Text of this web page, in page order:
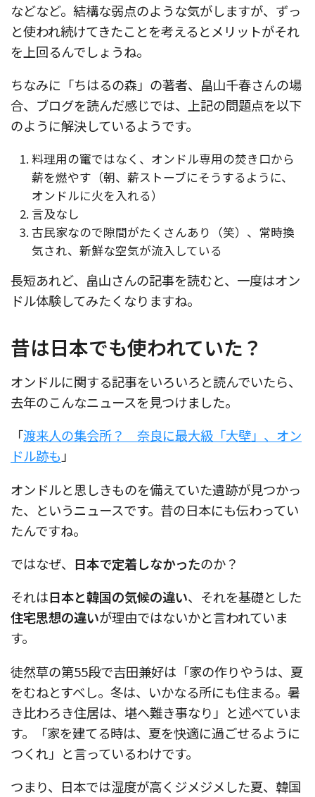
などなど。結構な弱点のような気がしますが、ずっ
と使われ続けてきたことを考えるとメリットがそれ
を上回るんでしょうね。
ちなみに「ちはるの森」の著者、畠山千春さんの場
合、ブログを読んだ感じでは、上記の問題点を以下
のように解決しているようです。
料理用の竃ではなく、オンドル専用の焚き口から
薪を燃やす（朝、薪ストーブにそうするように、
オンドルに火を入れる）
言及なし
古民家なので隙間がたくさんあり（笑）、常時換
気され、新鮮な空気が流入している
長短あれど、畠山さんの記事を読むと、一度はオン
ドル体験してみたくなりますね。
昔は日本でも使われていた？
オンドルに関する記事をいろいろと読んでいたら、
去年のこんなニュースを見つけました。
「渡来人の集会所？ 奈良に最大級「大壁」、オン
ドル跡も 」
オンドルと思しきものを備えていた遺跡が見つかっ
た、というニュースです。昔の日本にも伝わってい
たんですね。
ではなぜ、 日本で定着しなかったのか？
それは日本と韓国の気候の違い、それを基礎とした
住宅思想の違いが理由ではないかと言われていま
す。
徒然草の第55段で吉田兼好は「家の作りやうは、夏
をむねとすべし。冬は、いかなる所にも住まる。暑
き比わろき住居は、堪へ難き事なり 」と述べていま
す。「家を建てる時は、夏を快適に過ごせるように
つくれ」と言っているわけです。
つまり、日本では湿度が高くジメジメした夏、韓国